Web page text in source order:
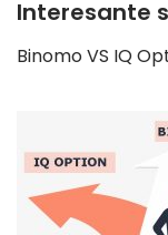
Interesante
Binomo VS IQ